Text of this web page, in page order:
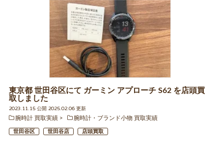
東京都 世田谷区にて ガーミン アプローチ S62 を店頭買
取しました
2023.11.15 公開 2025.02.06 更新
腕時計 買取実績
腕時計・ブランド小物 買取実績
世田谷区 世田谷店 店頭買取